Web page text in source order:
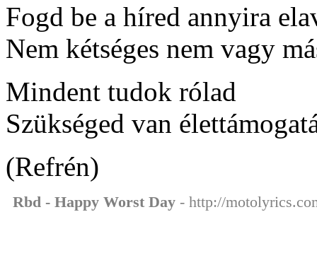
Fogd be a híred annyira
Nem kétséges nem vagy
Mindent tudok rólad
Szükséged van
(Refrén)
Rbd - Happy Worst Day - http://